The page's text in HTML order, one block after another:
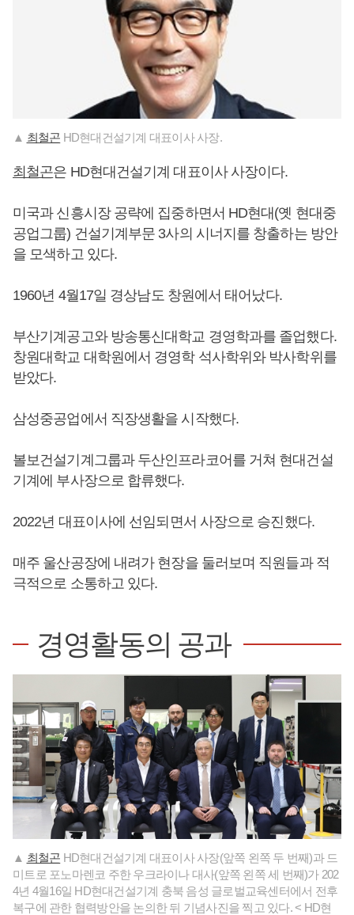
▲ 최철곤 HD현대건설기계 대표이사 사장.
최철곤은 HD현대건설기계 대표이사 사장이다.
미국과 신흥시장 공략에 집중하면서 HD현대(옛 현대중
공업그룹) 건설기계부문 3사의 시너지를 창출하는 방안
을 모색하고 있다.
1960년 4월17일 경상남도 창원에서 태어났다.
부산기계공고와 방송통신대학교 경영학과를 졸업했다.
창원대학교 대학원에서 경영학 석사학위와 박사학위를
받았다.
삼성중공업에서 직장생활을 시작했다.
볼보건설기계그룹과 두산인프라코어를 거쳐 현대건설
기계에 부사장으로 합류했다.
2022년 대표이사에 선임되면서 사장으로 승진했다.
매주 울산공장에 내려가 현장을 둘러보며 직원들과 적
극적으로 소통하고 있다.
경영활동의 공과
▲ 최철곤 HD현대건설기계 대표이사 사장(앞쪽 왼쪽 두 번째)과 드
미트로 포노마렌코 주한 우크라이나 대사(앞쪽 왼쪽 세 번째)가 202
4년 4월16일 HD현대건설기계 충북 음성 글로벌교육센터에서 전후
복구에 관한 협력방안을 논의한 뒤 기념사진을 찍고 있다. < HD현